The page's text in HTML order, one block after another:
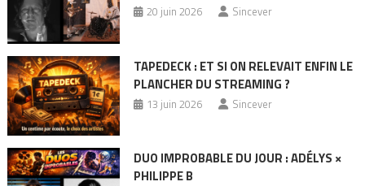
20 juin 2026 Sincever
TAPEDECK : ET SI ON RELEVAIT ENFIN LE
PLANCHER DU STREAMING ?
13 juin 2026 Sincever
DUO IMPROBABLE DU JOUR : ADÉLYS ×
PHILIPPE B